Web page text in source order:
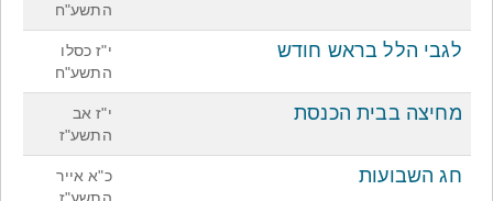
התשע"ח
לגבי הלל בראש חודש
י"ז כסלו
התשע"ח
מחיצה בבית הכנסת
י"ז אב
התשע"ז
חג השבועות
כ"א אייר